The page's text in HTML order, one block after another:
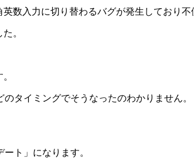
数入力に切り替わるバグが発生しており不
。
タイミングでそうなったのわかりません。
ト」になります。